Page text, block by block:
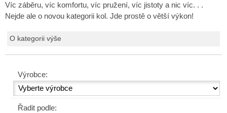
Víc záběru, víc komfortu, víc pružení, víc jistoty a nic víc. . .
Nejde ale o novou kategorii kol. Jde prostě o větší výkon!
O kategorii výše
Výrobce:
Řadit podle: